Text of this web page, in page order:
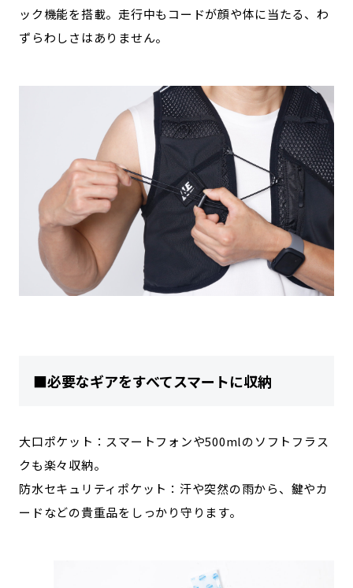
ック機能を搭載。走行中もコードが顔や体に当たる、わ
ずらわしさはありません。
■必要なギアをすべてスマートに収納
大口ポケット：スマートフォンや500mlのソフトフラス
クも楽々収納。
防水セキュリティポケット：汗や突然の雨から、鍵やカ
ードなどの貴重品をしっかり守ります。